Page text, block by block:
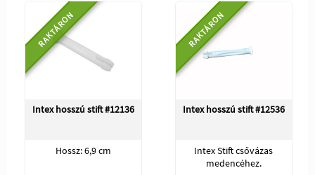
RAKTÁRON
Intex hosszú stift #12136
Hossz: 6,9 cm
RAKTÁRON
Intex hosszú stift #12536
Intex Stift csővázas
medencéhez.